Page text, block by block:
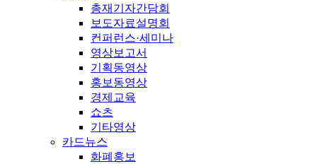
총재기자간담회
보도자료설명회
컨퍼런스·세미나
영상보고서
기획동영상
홍보동영상
경제교육
쇼츠
기타영상
카드뉴스
화폐홍보